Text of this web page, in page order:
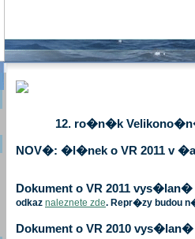
12. ro�n�k
NOV�: �l�nek o VR 2011 v
Dokument o VR 2011
odkaz naleznete zde. Repr�zy budou
Dokument o VR 2010